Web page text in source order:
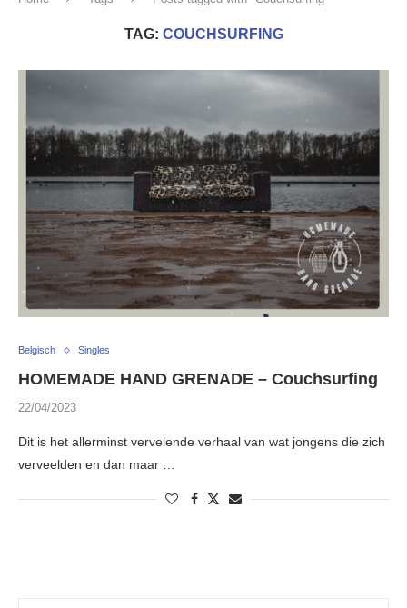
TAG: COUCHSURFING
Belgisch Singles
HOMEMADE HAND GRENADE – Couchsurfing
22/04/2023
Dit is het allerminst vervelende verhaal van wat jongens die zich
verveelden en dan maar …